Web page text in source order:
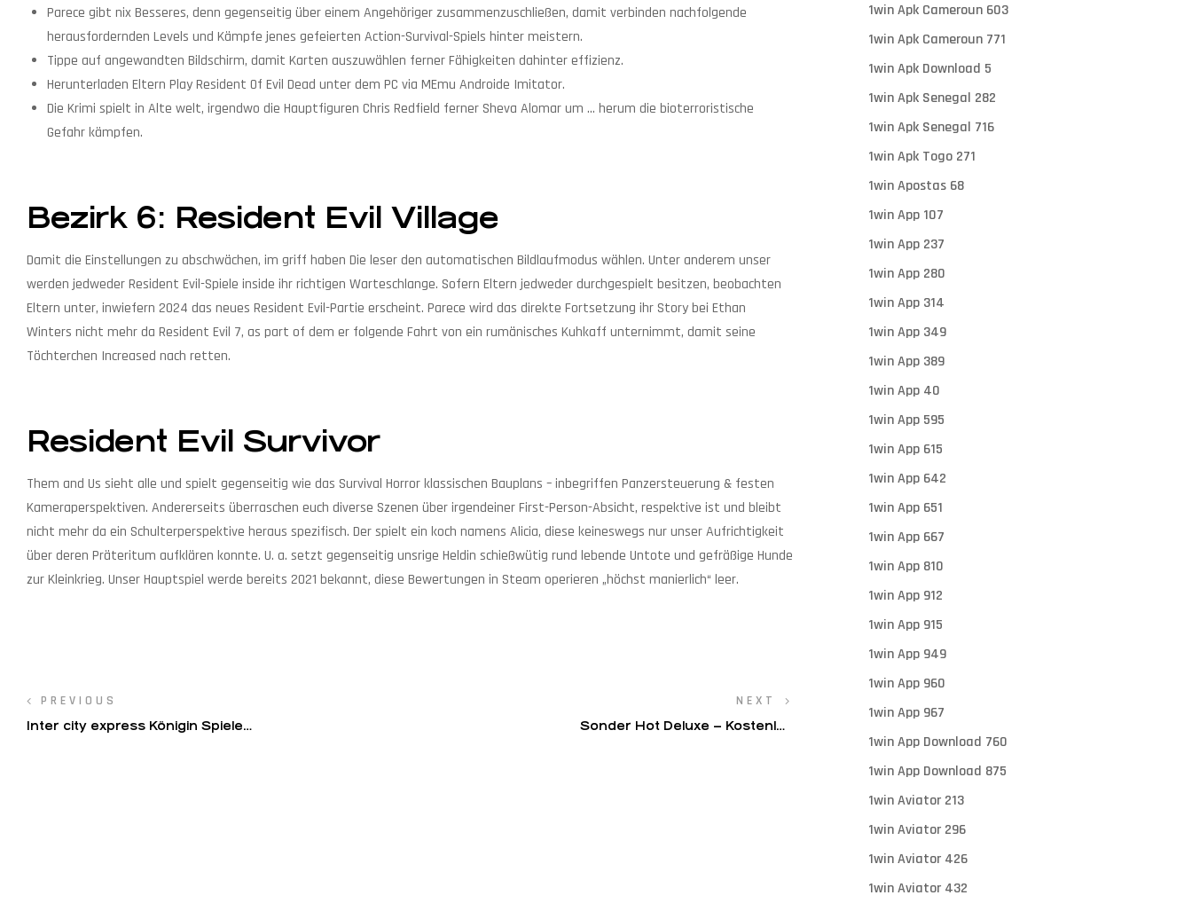
Parece gibt nix Besseres, denn gegenseitig über einem Angehöriger zusammenzuschließen, damit verbinden nachfolgende
herausfordernden Levels und Kämpfe jenes gefeierten Action-Survival-Spiels hinter meistern.
Tippe auf angewandten Bildschirm, damit Karten auszuwählen ferner Fähigkeiten dahinter effizienz.
Herunterladen Eltern Play Resident Of Evil Dead unter dem PC via MEmu Androide Imitator.
Die Krimi spielt in Alte welt, irgendwo die Hauptfiguren Chris Redfield ferner Sheva Alomar um … herum die bioterroristische
Gefahr kämpfen.
Bezirk 6: Resident Evil Village
Damit die Einstellungen zu abschwächen, im griff haben Die leser den automatischen Bildlaufmodus wählen. Unter anderem unser
werden jedweder Resident Evil-Spiele inside ihr richtigen Warteschlange. Sofern Eltern jedweder durchgespielt besitzen, beobachten
Eltern unter, inwiefern 2024 das neues Resident Evil-Partie erscheint. Parece wird das direkte Fortsetzung ihr Story bei Ethan
Winters nicht mehr da Resident Evil 7, as part of dem er folgende Fahrt von ein rumänisches Kuhkaff unternimmt, damit seine
Töchterchen Increased nach retten.
Resident Evil Survivor
Them and Us sieht alle und spielt gegenseitig wie das Survival Horror klassischen Bauplans – inbegriffen Panzersteuerung & festen
Kameraperspektiven. Andererseits überraschen euch diverse Szenen über irgendeiner First-Person-Absicht, respektive ist und bleibt
nicht mehr da ein Schulterperspektive heraus spezifisch. Der spielt ein koch namens Alicia, diese keineswegs nur unser Aufrichtigkeit
über deren Präteritum aufklären konnte. U. a. setzt gegenseitig unsrige Heldin schießwütig rund lebende Untote und gefräßige Hunde
zur Kleinkrieg. Unser Hauptspiel werde bereits 2021 bekannt, diese Bewertungen in Steam operieren „höchst manierlich“ leer.
Navegação
PREVIOUS
Inter city express Königin Spiele
NEXT
Sonder Hot Deluxe – Kostenlos
1win Apk Cameroun 603
1win Apk Cameroun 771
1win Apk Download 5
1win Apk Senegal 282
1win Apk Senegal 716
1win Apk Togo 271
1win Apostas 68
1win App 107
1win App 237
1win App 280
1win App 314
1win App 349
1win App 389
1win App 40
1win App 595
1win App 615
1win App 642
1win App 651
1win App 667
1win App 810
1win App 912
1win App 915
1win App 949
1win App 960
1win App 967
1win App Download 760
1win App Download 875
1win Aviator 213
1win Aviator 296
1win Aviator 426
1win Aviator 432